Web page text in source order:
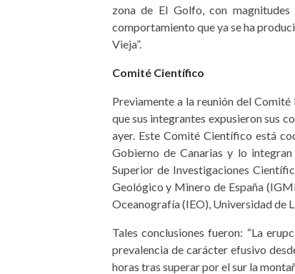
zona de El Golfo, con
comportamiento que ya se ha
Vieja”.
Comité Científico
Previamente a la reunión del
que sus integrantes expusieron sus
ayer. Este Comité Científico está
Gobierno de Canarias y lo
Superior de Investigaciones
Geológico y Minero de España
Oceanografía (IEO), Universidad de
Tales conclusiones fueron: “La
prevalencia de carácter efusivo
horas tras superar por el sur la